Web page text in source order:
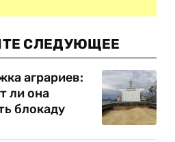
СЛЕДУЮЩЕЕ
аграриев:
ли она
блокаду